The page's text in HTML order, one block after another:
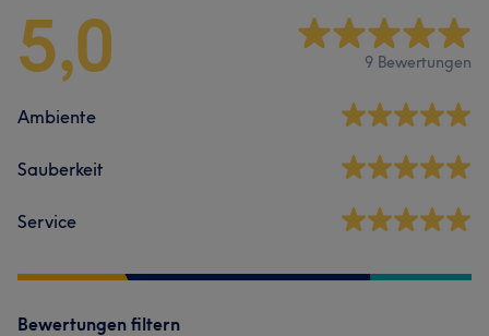
5,0 9 Bewertungen
Ambiente
Sauberkeit
Service
Bewertungen filtern